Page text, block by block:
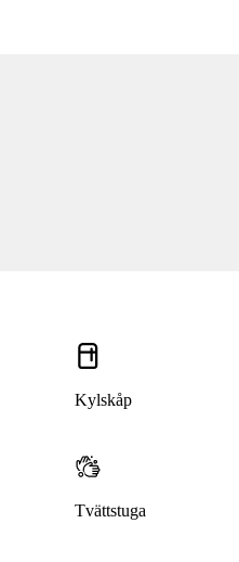
Kylskåp
Tvättstuga